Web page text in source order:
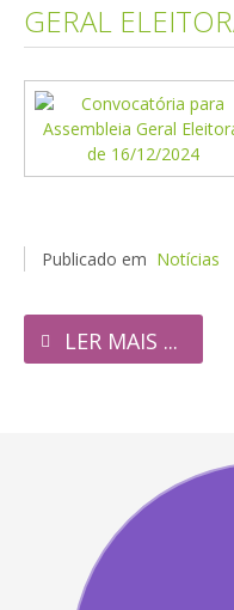
GERAL
Publicado em Notícias
LER MAIS ...